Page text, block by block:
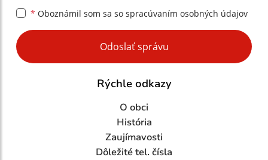
* Oboznámil som sa so spracúvaním osobných údajov
Google reCaptcha Response
Odoslať správu
Rýchle odkazy
O obci
História
Zaujímavosti
Dôležité tel. čísla